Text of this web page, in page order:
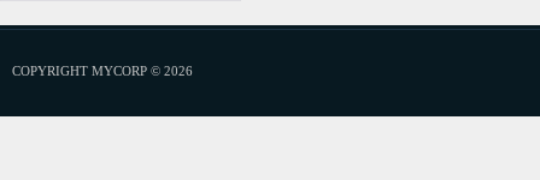
COPYRIGHT MYCORP © 2026